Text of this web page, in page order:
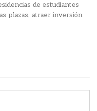
de estudiantes
plazas, atraer inversión